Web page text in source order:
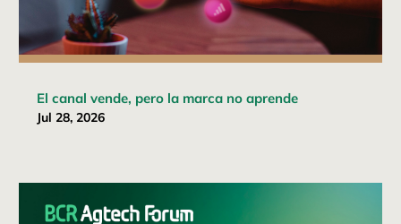
El canal vende, pero la marca no aprende
Jul 28, 2026